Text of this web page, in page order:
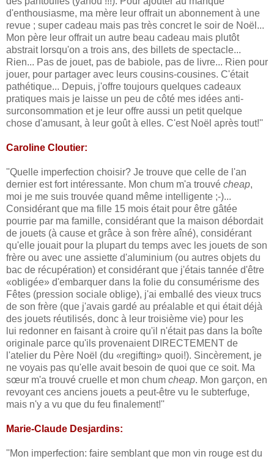
d'enthousiasme, ma mère leur offrait un abonnement à une
revue ; super cadeau mais pas très concret le soir de Noël...
Mon père leur offrait un autre beau cadeau mais plutôt
abstrait lorsqu'on a trois ans, des billets de spectacle...
Rien... Pas de jouet, pas de babiole, pas de livre... Rien pour
jouer, pour partager avec leurs cousins-cousines. C'était
pathétique... Depuis, j'offre toujours quelques cadeaux
pratiques mais je laisse un peu de côté mes idées anti-
surconsommation et je leur offre aussi un petit quelque
chose d'amusant, à leur goût à elles. C'est Noël après tout!''
Caroline Cloutier:
''Quelle imperfection choisir? Je trouve que celle de l'an
dernier est fort intéressante. Mon chum m'a trouvé cheap,
moi je me suis trouvée quand même intelligente ;-)...
Considérant que ma fille 15 mois était pour être gâtée
pourrie par ma famille, considérant que la maison débordait
de jouets (à cause et grâce à son frère aîné), considérant
qu'elle jouait pour la plupart du temps avec les jouets de son
frère ou avec une assiette d'aluminium (ou autres objets du
bac de récupération) et considérant que j'étais tannée d'être
«obligée» d'embarquer dans la folie du consumérisme des
Fêtes (pression sociale oblige), j'ai emballé des vieux trucs
de son frère (que j'avais gardé au préalable et qui était déjà
des jouets réutilisés, donc à leur troisième vie) pour les
lui redonner en faisant à croire qu'il n'était pas dans la boîte
originale parce qu'ils provenaient DIRECTEMENT de
l'atelier du Père Noël (du «regifting» quoi!). Sincèrement, je
ne voyais pas qu'elle avait besoin de quoi que ce soit. Ma
sœur m'a trouvé cruelle et mon chum cheap. Mon garçon, en
revoyant ces anciens jouets a peut-être vu le subterfuge,
mais n'y a vu que du feu finalement!''
Marie-Claude Desjardins:
''Mon imperfection: faire semblant que mon vin rouge est du